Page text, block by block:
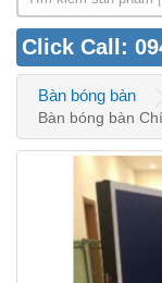
Click Call:
Bàn bóng bàn
Bàn bóng bàn